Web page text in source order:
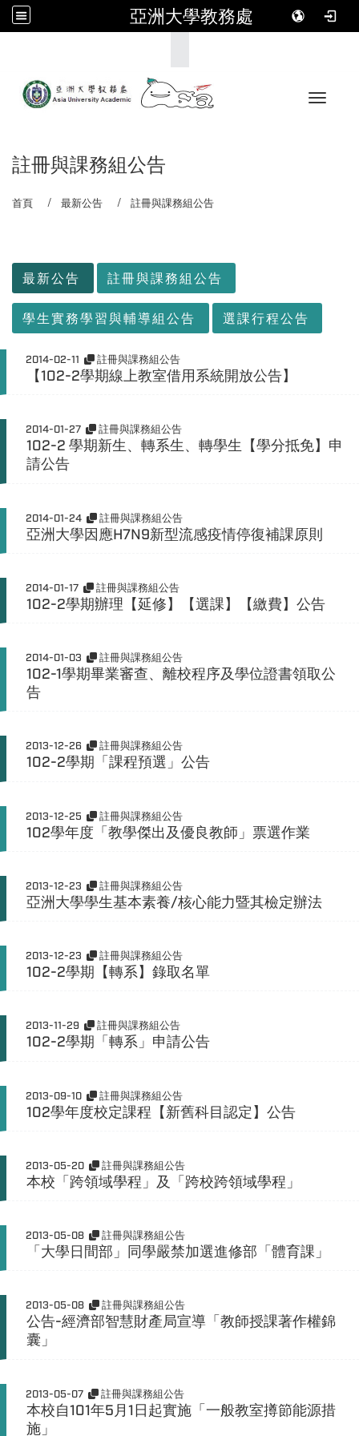
亞洲大學教務處
Toggle
註冊與課務組公告
首頁 最新公告 註冊與課務組公告
最新公告 註冊與課務組公告
學生實務學習與輔導組公告 選課行程公告
2014-02-11 註冊與課務組公告
【102-2學期線上教室借用系統開放公告】
2014-01-27 註冊與課務組公告
102-2 學期新生、轉系生、轉學生【學分抵免】申
請公告
2014-01-24 註冊與課務組公告
亞洲大學因應H7N9新型流感疫情停復補課原則
2014-01-17 註冊與課務組公告
102-2學期辦理【延修】【選課】【繳費】公告
2014-01-03 註冊與課務組公告
102-1學期畢業審查、離校程序及學位證書領取公
告
2013-12-26 註冊與課務組公告
102-2學期「課程預選」公告
2013-12-25 註冊與課務組公告
102學年度「教學傑出及優良教師」票選作業
2013-12-23 註冊與課務組公告
亞洲大學學生基本素養/核心能力暨其檢定辦法
2013-12-23 註冊與課務組公告
102-2學期【轉系】錄取名單
2013-11-29 註冊與課務組公告
102-2學期「轉系」申請公告
2013-09-10 註冊與課務組公告
102學年度校定課程【新舊科目認定】公告
2013-05-20 註冊與課務組公告
本校「跨領域學程」及「跨校跨領域學程」
2013-05-08 註冊與課務組公告
「大學日間部」同學嚴禁加選進修部「體育課」
2013-05-08 註冊與課務組公告
公告-經濟部智慧財產局宣導「教師授課著作權錦
囊」
2013-05-07 註冊與課務組公告
本校自101年5月1日起實施「一般教室撙節能源措
施」